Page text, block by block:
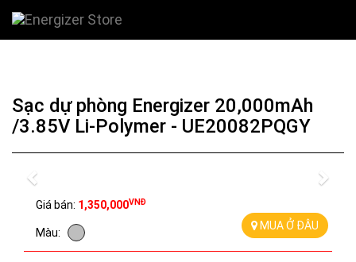
Sạc dự phòng Energizer 20,000mAh
/3.85V Li-Polymer - UE20082PQGY
Previous
Giá bán: 1,350,000VNĐ
Màu:
MUA Ở ĐÂU